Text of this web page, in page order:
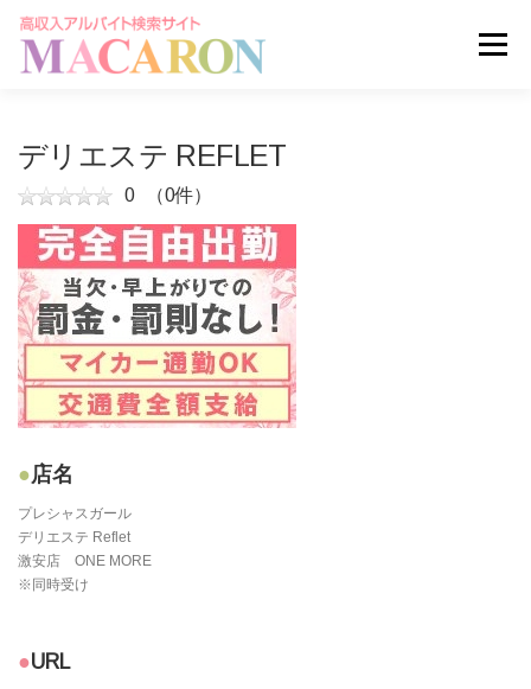
メニュー
掲載申し込みはこちら
デリエステ REFLET
0 （0件）
店名
プレシャスガール
デリエステ Reflet
激安店 ONE MORE
※同時受け
URL